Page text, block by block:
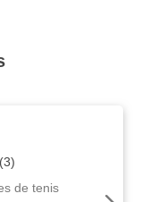
(3)
de tenis